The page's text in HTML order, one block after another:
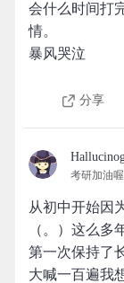
会什么时间打
情。
暴风哭泣
分享
考研加油喔
从初中开始因
（。）这么多
第一次保持了
大喊一百遍我